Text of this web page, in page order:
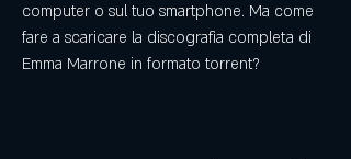
computer o sul tuo smartphone. Ma come
fare a scaricare la discografia completa di
Emma Marrone in formato torrent?